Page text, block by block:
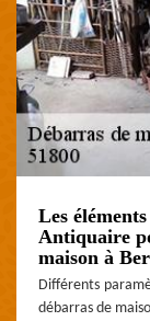
Les
Antiquaire
maison à
Différents
débarras de